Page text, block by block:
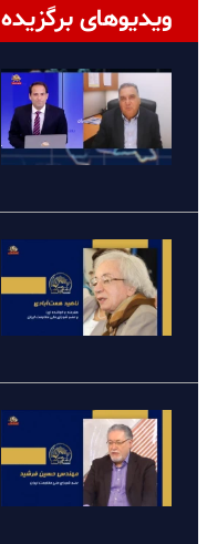
ویدیوهای برگزیده